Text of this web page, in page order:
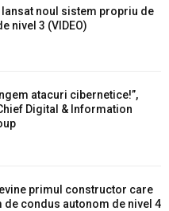
lansat noul sistem propriu de
nivel 3 (VIDEO)
atacuri cibernetice!”,
Digital & Information
primul constructor care
de condus autonom de nivel 4